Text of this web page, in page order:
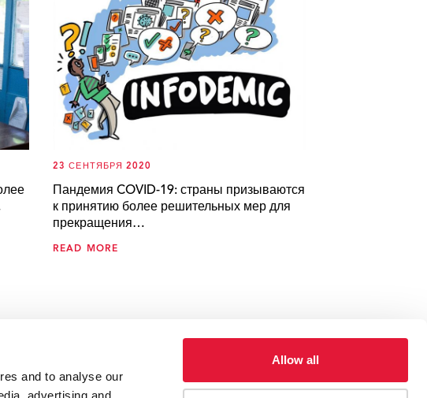
and to analyse our
Allow all
23 СЕНТЯБРЯ 2020
Пандемия COVID-19: страны призываются
к принятию более решительных мер для
прекращения…
READ MORE